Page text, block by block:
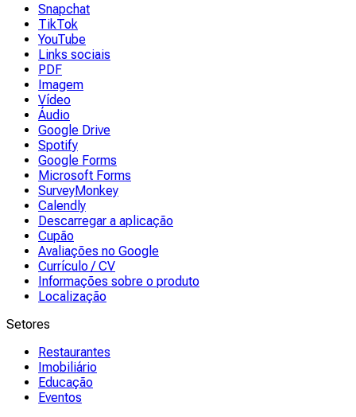
Snapchat
TikTok
YouTube
Links sociais
PDF
Imagem
Vídeo
Áudio
Google Drive
Spotify
Google Forms
Microsoft Forms
SurveyMonkey
Calendly
Descarregar a aplicação
Cupão
Avaliações no Google
Currículo / CV
Informações sobre o produto
Localização
Setores
Restaurantes
Imobiliário
Educação
Eventos